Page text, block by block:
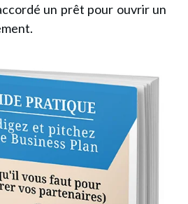
un prêt pour ouvrir un